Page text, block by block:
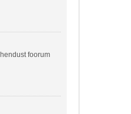
foorum